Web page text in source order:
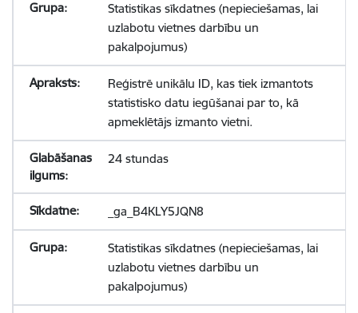
Statistikas sīkdatnes (nepieciešamas, lai
uzlabotu vietnes darbību un
pakalpojumus)
Reģistrē unikālu ID, kas tiek izmantots
statistisko datu iegūšanai par to, kā
apmeklētājs izmanto vietni.
24 stundas
_ga_B4KLY5JQN8
Statistikas sīkdatnes (nepieciešamas, lai
uzlabotu vietnes darbību un
pakalpojumus)